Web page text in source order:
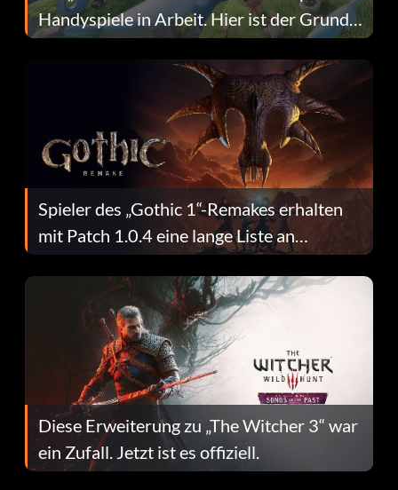
Handyspiele in Arbeit. Hier ist der Grund
dafür.
Spieler des „Gothic 1“-Remakes erhalten
mit Patch 1.0.4 eine lange Liste an
Fehlerbehebungen
Diese Erweiterung zu „The Witcher 3“ war
ein Zufall. Jetzt ist es offiziell.